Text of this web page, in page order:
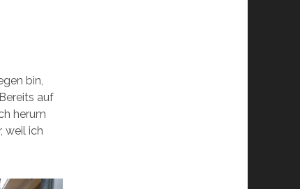
bin,
auf
herum
weil ich